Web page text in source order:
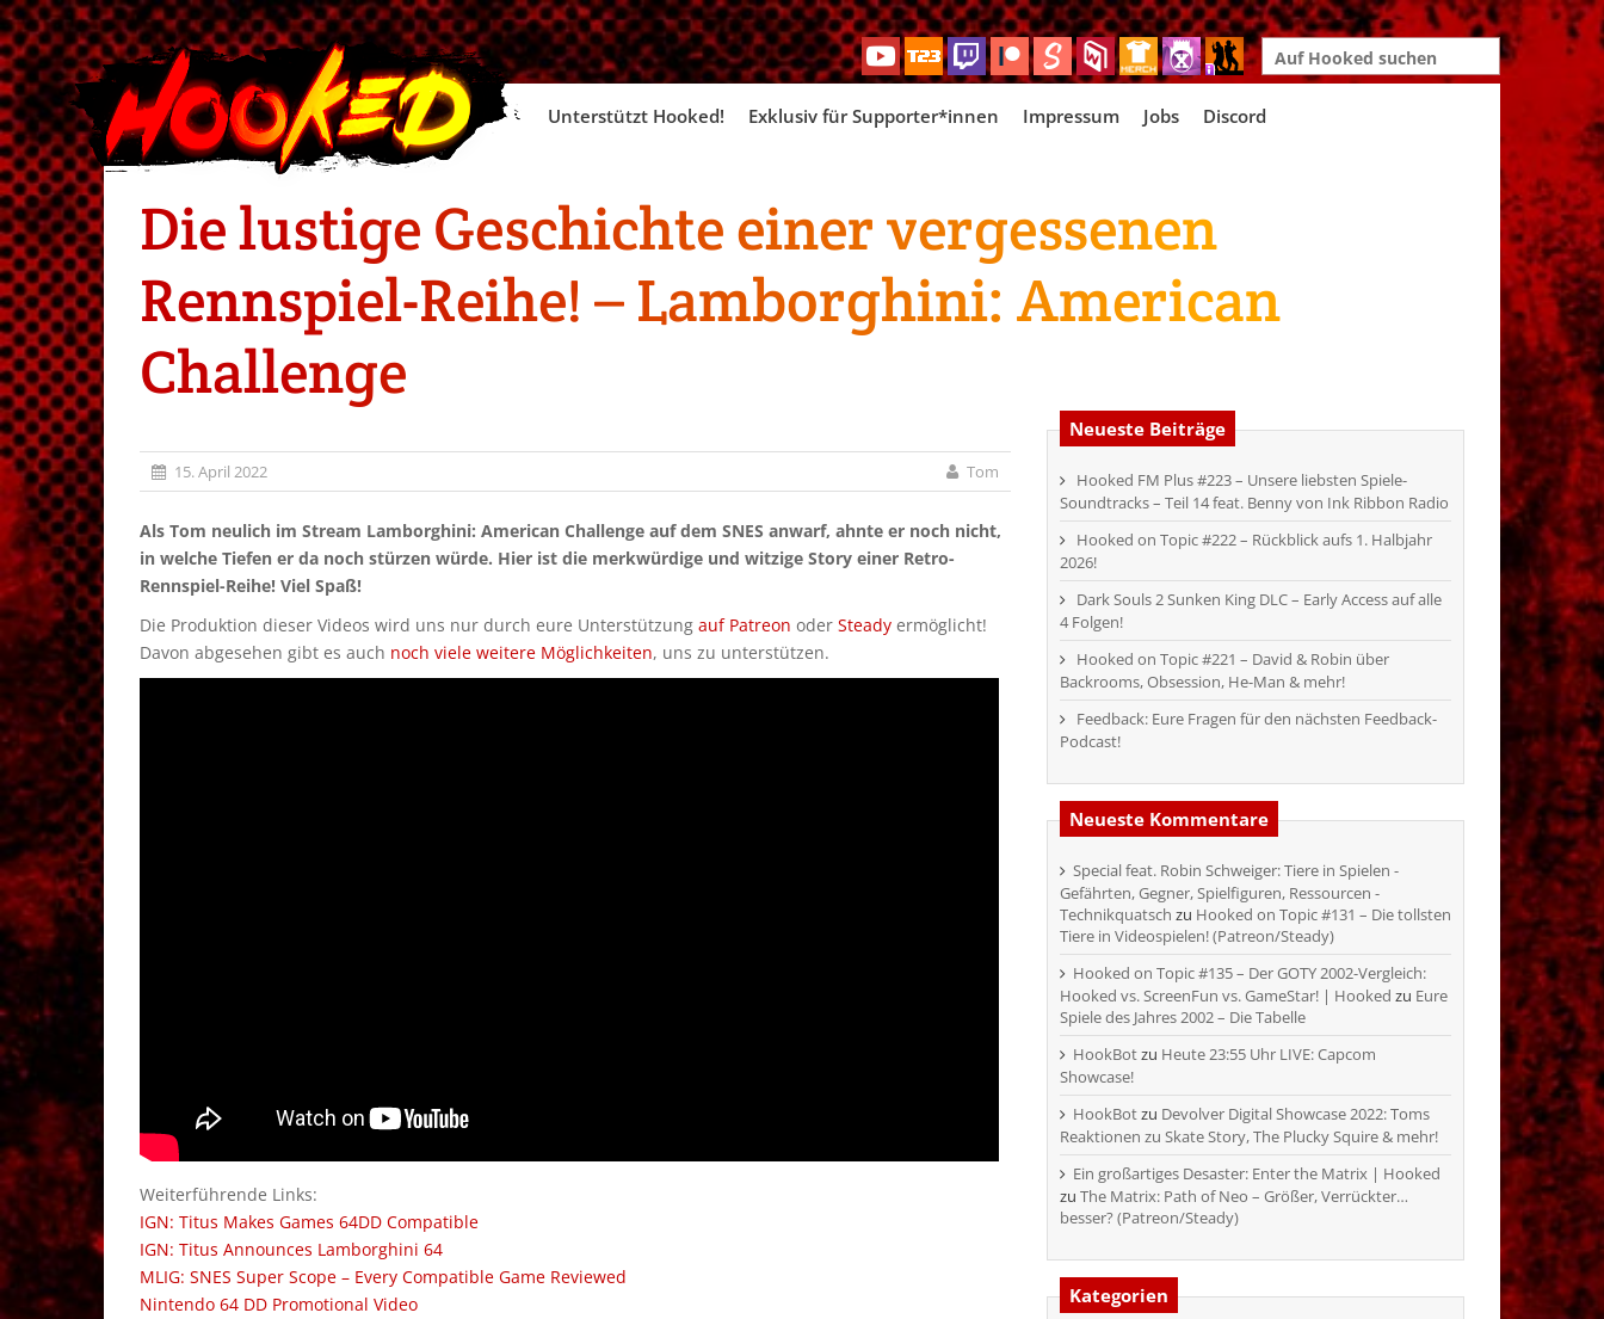
Search
for:
Skip
Unterstützt Hooked! Exklusiv für Supporter*innen Impressum Jobs Discord
Die lustige Geschichte einer vergessenen
Rennspiel-Reihe! – Lamborghini: American
Challenge
15. April 2022 Tom
Als Tom neulich im Stream Lamborghini: American Challenge auf dem SNES anwarf, ahnte er noch nicht,
in welche Tiefen er da noch stürzen würde. Hier ist die merkwürdige und witzige Story einer Retro-
Rennspiel-Reihe! Viel Spaß!
Die Produktion dieser Videos wird uns nur durch eure Unterstützung auf Patreon oder Steady ermöglicht!
Davon abgesehen gibt es auch noch viele weitere Möglichkeiten, uns zu unterstützen.
Weiterführende Links:
IGN: Titus Makes Games 64DD Compatible
IGN: Titus Announces Lamborghini 64
MLIG: SNES Super Scope – Every Compatible Game Reviewed
Nintendo 64 DD Promotional Video
Neueste Beiträge
Hooked FM Plus #223 – Unsere liebsten Spiele-
Soundtracks – Teil 14 feat. Benny von Ink Ribbon Radio
Hooked on Topic #222 – Rückblick aufs 1. Halbjahr
2026!
Dark Souls 2 Sunken King DLC – Early Access auf alle
4 Folgen!
Hooked on Topic #221 – David & Robin über
Backrooms, Obsession, He-Man & mehr!
Feedback: Eure Fragen für den nächsten Feedback-
Podcast!
Neueste Kommentare
Special feat. Robin Schweiger: Tiere in Spielen -
Gefährten, Gegner, Spielfiguren, Ressourcen -
Technikquatsch zu Hooked on Topic #131 – Die tollsten
Tiere in Videospielen! (Patreon/Steady)
Hooked on Topic #135 – Der GOTY 2002-Vergleich:
Hooked vs. ScreenFun vs. GameStar! | Hooked zu Eure
Spiele des Jahres 2002 – Die Tabelle
HookBotzu Heute 23:55 Uhr LIVE: Capcom
Showcase!
HookBotzu Devolver Digital Showcase 2022: Toms
Reaktionen zu Skate Story, The Plucky Squire & mehr!
Ein großartiges Desaster: Enter the Matrix | Hooked
zu The Matrix: Path of Neo – Größer, Verrückter…
besser? (Patreon/Steady)
Kategorien